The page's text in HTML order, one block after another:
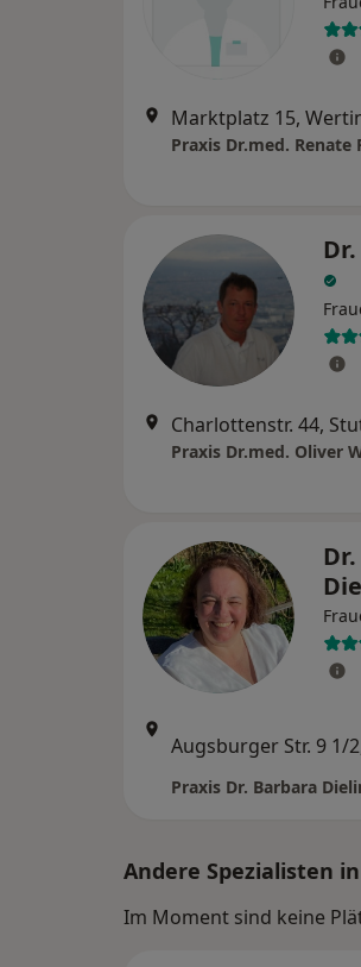
Marktplatz 15,
Charlottenstr. 44,
Andere Spezialisten
Im Moment sind keine